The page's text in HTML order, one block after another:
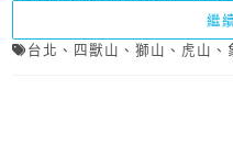
繼
台北 、 四獸山 、 獅山 、 虎山 、